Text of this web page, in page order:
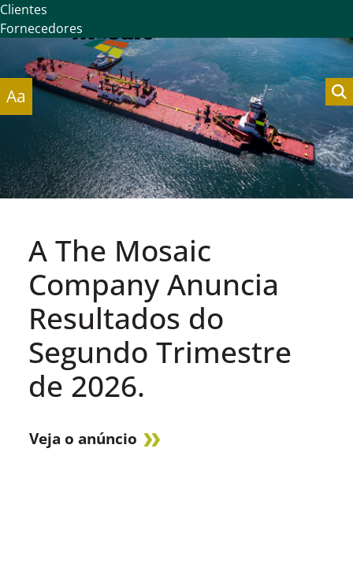
Clientes
Fornecedores
Aa
A The Mosaic
Company Anuncia
Resultados do
Segundo Trimestre
de 2026.
Veja o anúncio